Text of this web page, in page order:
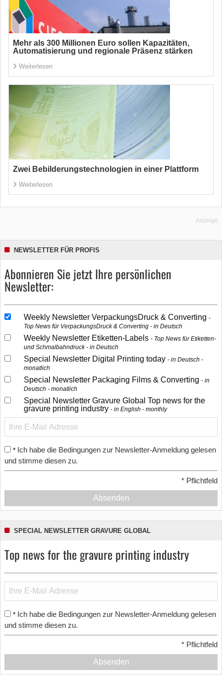
Mehr als 300 Millionen Euro sollen Kapazitäten,
Automatisierung und regionale Präsenz stärken
Weiterlesen
Zwei Bebilderungstechnologien in einer Plattform
Weiterlesen
Anzeige
NEWSLETTER FÜR PROFIS
Abonnieren Sie jetzt Ihre persönlichen
Newsletter:
Weekly Newsletter VerpackungsDruck & Converting
Top News für VerpackungsDruck & Converting - in Deutsch
Weekly Newsletter Etiketten-Labels
Top News für Etiketten-
und Schmalbahndruck - in Deutsch
Special Newsletter Digital Printing today
in Deutsch -
monatlich
Special Newsletter Packaging Films & Converting
in
Deutsch - monatlich
Special Newsletter Gravure Global Top news for the
gravure printing industry
in English - monthly
* Ich habe die Bedingungen zur Newsletter-Anmeldung gelesen
und stimme diesen zu.
* Pflichtfeld
Absenden
SPECIAL NEWSLETTER GRAVURE GLOBAL
Top news for the gravure printing industry
* Ich habe die Bedingungen zur Newsletter-Anmeldung gelesen
und stimme diesen zu.
* Pflichtfeld
Absenden